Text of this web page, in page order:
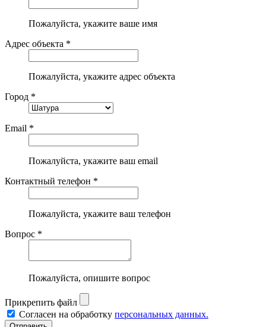
Пожалуйста, укажите ваше имя
Адрес объекта *
Пожалуйста, укажите адрес объекта
Город *
Email *
Пожалуйста, укажите ваш email
Контактный телефон *
Пожалуйста, укажите ваш телефон
Вопрос *
Пожалуйста, опишите вопрос
Прикрепить файл
Согласен на обработку персональных данных.